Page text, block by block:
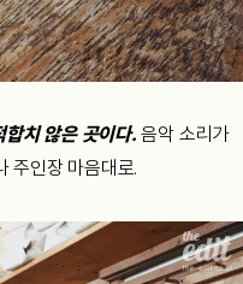
합치 않은 곳이다. 음악 소리가
주인장 마음대로.